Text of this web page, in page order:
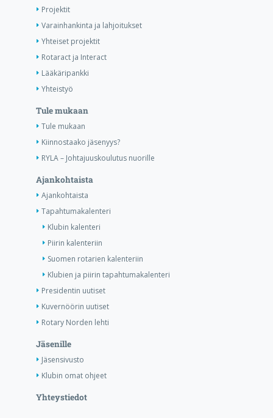
Projektit
Varainhankinta ja lahjoitukset
Yhteiset projektit
Rotaract ja Interact
Lääkäripankki
Yhteistyö
Tule mukaan
Tule mukaan
Kiinnostaako jäsenyys?
RYLA – Johtajuuskoulutus nuorille
Ajankohtaista
Ajankohtaista
Tapahtumakalenteri
Klubin kalenteri
Piirin kalenteriin
Suomen rotarien kalenteriin
Klubien ja piirin tapahtumakalenteri
Presidentin uutiset
Kuvernöörin uutiset
Rotary Norden lehti
Jäsenille
Jäsensivusto
Klubin omat ohjeet
Yhteystiedot